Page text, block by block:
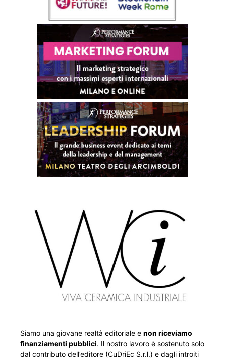
Siamo una giovane realtà editoriale e non riceviamo
finanziamenti pubblici. Il nostro lavoro è sostenuto solo
dal contributo dell’editore (CuDriEc S.r.l.) e dagli introiti